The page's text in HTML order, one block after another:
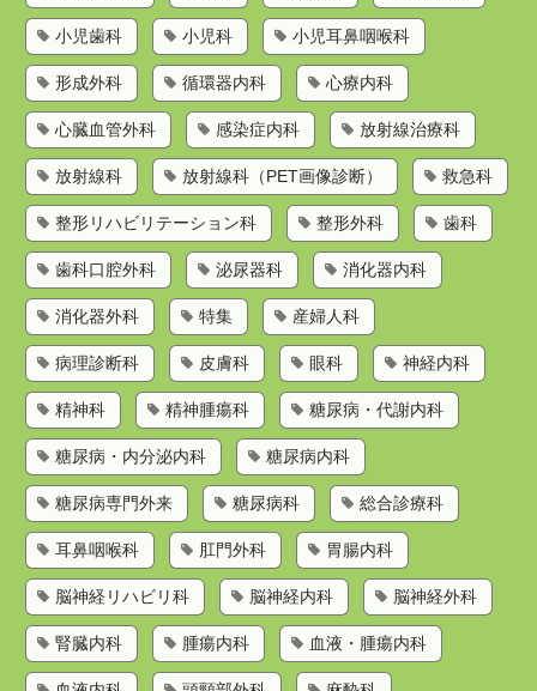
小児歯科 小児科 小児耳鼻咽喉科
形成外科 循環器内科 心療内科
心臓血管外科 感染症内科 放射線治療科
放射線科 放射線科（PET画像診断） 救急科
整形リハビリテーション科 整形外科 歯科
歯科口腔外科 泌尿器科 消化器内科
消化器外科 特集 産婦人科
病理診断科 皮膚科 眼科 神経内科
精神科 精神腫瘍科 糖尿病・代謝内科
糖尿病・内分泌内科 糖尿病内科
糖尿病専門外来 糖尿病科 総合診療科
耳鼻咽喉科 肛門外科 胃腸内科
脳神経リハビリ科 脳神経内科 脳神経外科
腎臓内科 腫瘍内科 血液・腫瘍内科